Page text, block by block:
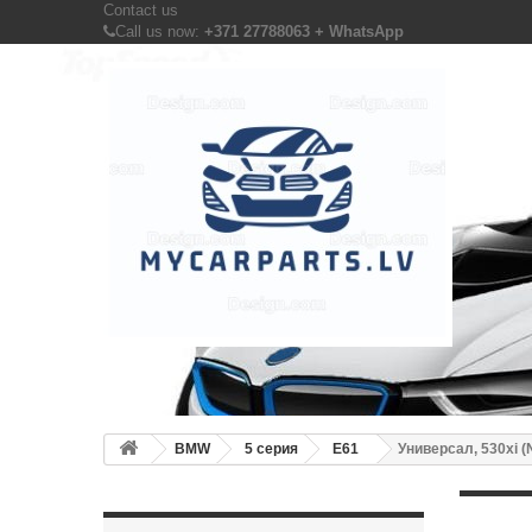
Contact us
Call us now: +371 27788063 + WhatsApp
BMW 5 серия E61 Универсал, 530xi